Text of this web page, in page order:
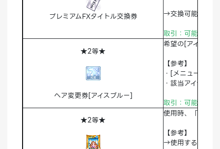
プレミアムFXタイトル交換券
→交換可能なFX
取引：可能
★2等★
ヘア変更券[アイスブルー]
希望の[アイスブ
【参考】
・[メニュー]＞[
・該当アイテム
取引：可能 破
★2等★
使用時、「[アカ
【参考】
→使用すると「青